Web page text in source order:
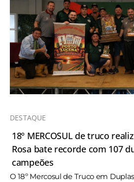
DESTAQUE
18º MERCOSUL de truco
Rosa bate recorde com 107
campeões
O 18º Mercosul de Truco em